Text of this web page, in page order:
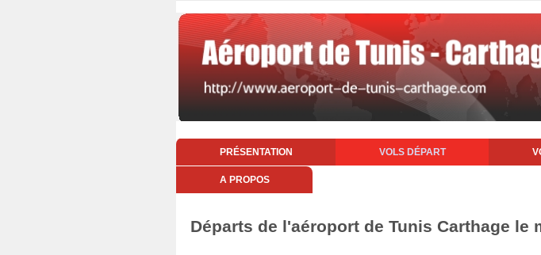
PRÉSENTATION VOLS DÉPART
A PROPOS
Départs de l'aéroport de Tunis Carthage le